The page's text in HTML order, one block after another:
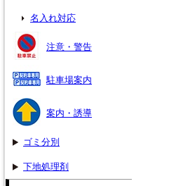
名入れ対応
注意・警告
駐車場案内
案内・誘導
ゴミ分別
下地処理剤